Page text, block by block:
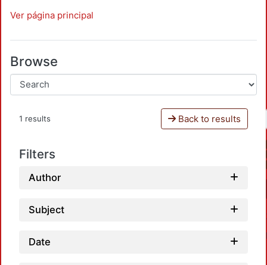
Ver página principal
Browse
1 results Back to results
Filters
Author
Subject
Date